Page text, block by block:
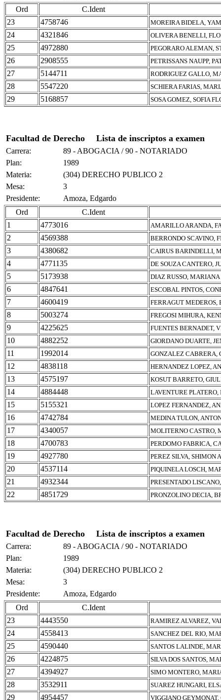
Ord
C.Ident
23
4758746 MOREIRA BIDELA,
24 4321846 OLIVERA BENELLI,
25 4972880 PEGORARO ALEMAN,
26 2908555 PETRISSANS NAUPP,
27 5144711 RODRIGUEZ GALLO,
28 5547220 SCHIERA FARIAS,
29 5168857 SOSA GOMEZ, SOFIA
Facultad de Derecho Lista de inscriptos a examen
Carrera:
89 - ABOGACIA / 90 - NOTARIADO
Plan:
1989
Materia:
(304) DERECHO PUBLICO 2
Mesa:
3
Presidente:
Amoza, Edgardo
Ord
C.Ident
1
4773016 AMARILLO ARANDA,
2 4569388 BERRONDO SCAVINO,
3 4380682 CAIRUS BARINDELLI,
4 4771135 DE SOUZA CANTERO,
5 5173938 DIAZ RUSSO,
6 4847641 ESCOBAL PINTOS,
7 4600419 FERRAGUT MEDEROS,
8 5003274 FREGOSI MIHURA,
9 4225625 FUENTES BERNADET,
10 4882252 GIORDANO DUARTE,
11 1992014 GONZALEZ CABRERA,
12 4838118 HERNANDEZ LOPEZ,
13 4575197 KOSUT BARRETO,
14 4884448 LAVENTURE
15 5155321 LOPEZ FERNANDEZ,
16 4742784 MEDINA TULON,
17 4340057 MOLITERNO CASTRO,
18 4700783 PERDOMO FABRICA,
19 4927780 PEREZ SILVA, SHIMON
20 4537114 PIQUINELA LOSCH,
21 4932344 PRESENTADO
22 4851729 PRONZOLINO DECIA,
Facultad de Derecho Lista de inscriptos a examen
Carrera:
89 - ABOGACIA / 90 - NOTARIADO
Plan:
1989
Materia:
(304) DERECHO PUBLICO 2
Mesa:
3
Presidente:
Amoza, Edgardo
Ord
C.Ident
23
4443550 RAMIREZ ALVAREZ,
24 4558413 SANCHEZ DEL RIO,
25 4590440 SANTOS LALINDE,
26 4224875 SILVA DOS SANTOS,
27 4394927 SIMO MONTERO,
28 3532911 SUAREZ HUNGARI,
29 4954457 VIGGIANO